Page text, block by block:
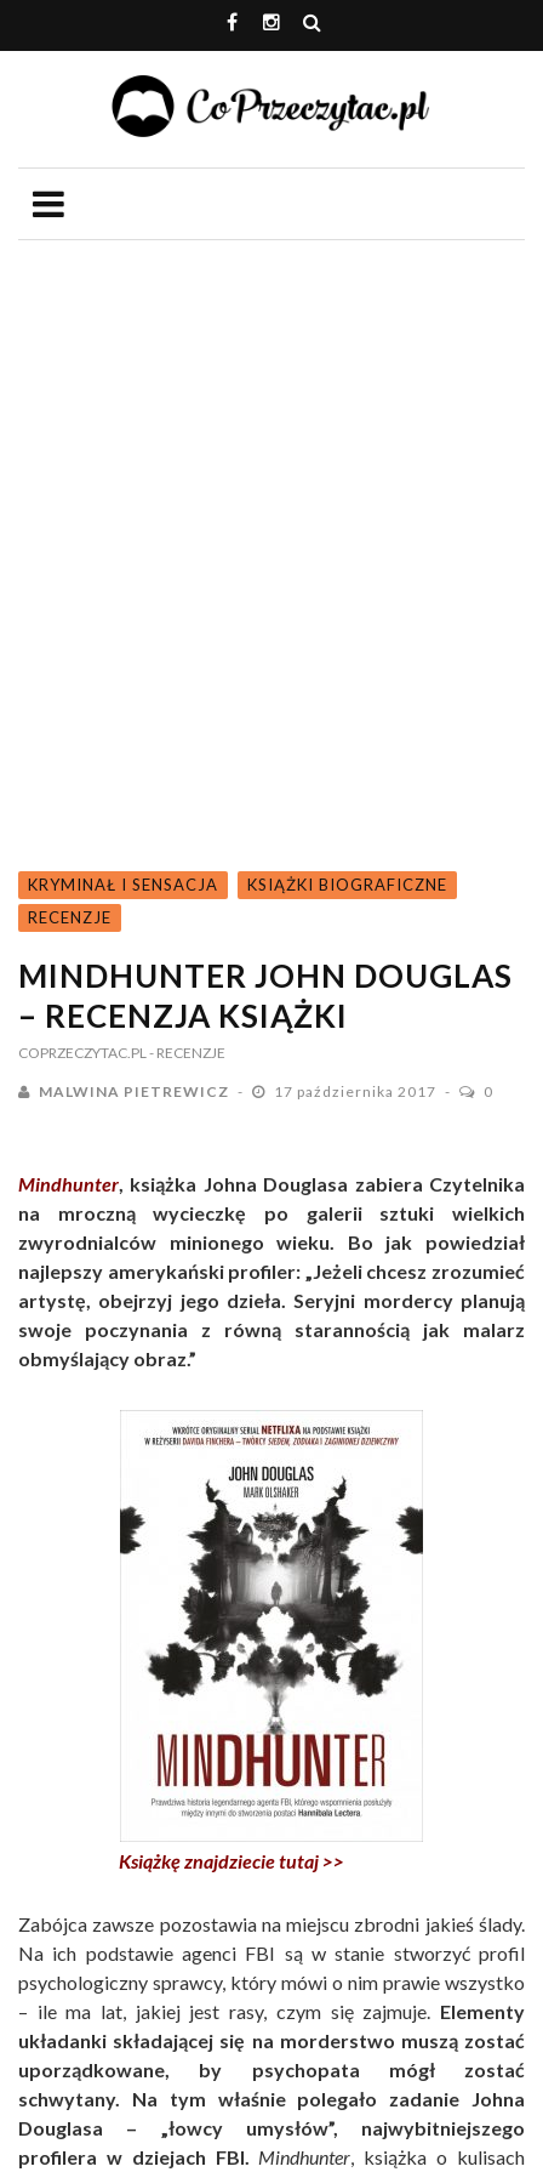
KRYMINAŁ I SENSACJA
KSIĄŻKI BIOGRAFICZNE
RECENZJE
MINDHUNTER JOHN DOUGLAS
– RECENZJA KSIĄŻKI
COPRZECZYTAC.PL - RECENZJE
MALWINA PIETREWICZ 17 października 2017 0
Mindhunter, książka Johna Douglasa zabiera Czytelnika
na mroczną wycieczkę po galerii sztuki wielkich
zwyrodnialców minionego wieku. Bo jak powiedział
najlepszy amerykański profiler: „Jeżeli chcesz zrozumieć
artystę, obejrzyj jego dzieła. Seryjni mordercy planują
swoje poczynania z równą starannością jak malarz
obmyślający obraz.”
Książkę znajdziecie tutaj >>
Zabójca zawsze pozostawia na miejscu zbrodni jakieś ślady.
Na ich podstawie agenci FBI są w stanie stworzyć profil
psychologiczny sprawcy, który mówi o nim prawie wszystko
– ile ma lat, jakiej jest rasy, czym się zajmuje. Elementy
układanki składającej się na morderstwo muszą zostać
uporządkowane, by psychopata mógł zostać
schwytany. Na tym właśnie polegało zadanie Johna
Douglasa – „łowcy umysłów”, najwybitniejszego
profilera w dziejach FBI. Mindhunter, książka o kulisach